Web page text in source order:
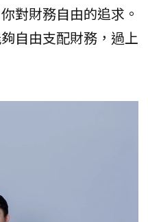
對財務自由的追求。
自由支配財務，過上